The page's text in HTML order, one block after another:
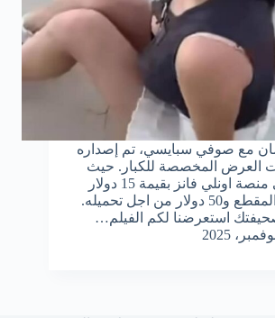
مع صوفي سبايسي، تم إصداره
العرض المخصصة للكبار. حيث
يجب الاشتراك في منصة اونلي فانز بقيمة 15 دولار
من أجل مشاهدة المقطع و50 دولار من اجل تحميله.
استعرضنا لكم الفيلم…